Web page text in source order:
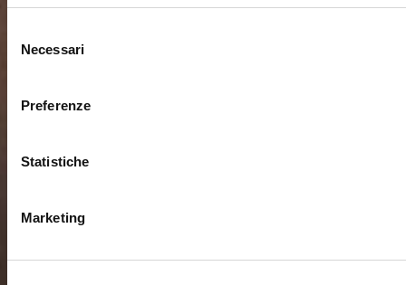
delNecessari
Preferenze
Statistiche
Marketing